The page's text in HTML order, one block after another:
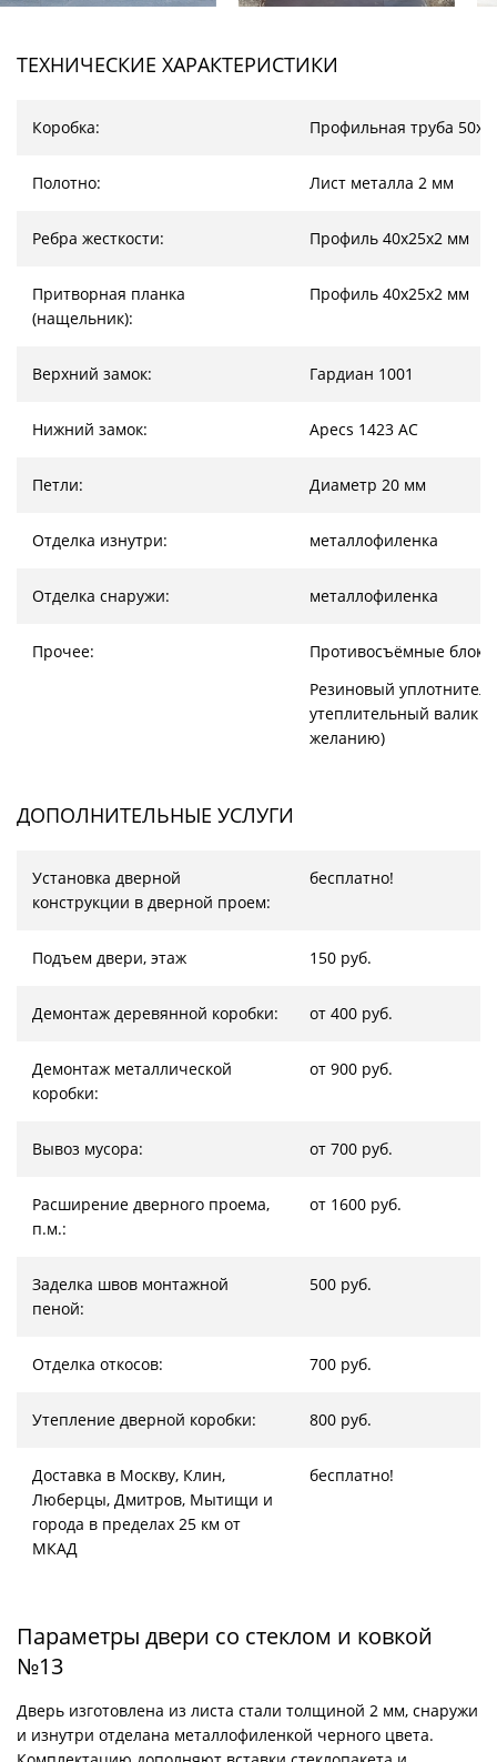
ТЕХНИЧЕСКИЕ ХАРАКТЕРИСТИКИ
Коробка: Профильная труба
Полотно: Лист металла 2 мм
Ребра жесткости: Профиль 40х25х2 мм
Притворная планка
(нащельник):
Профиль 40х25х2 мм
Верхний замок: Гардиан 1001
Нижний замок: Apecs 1423 AC
Петли: Диаметр 20 мм
Отделка изнутри: металлофиленка
Отделка снаружи: металлофиленка
Прочее:
Противосъёмные
Резиновый
утеплительный валик
желанию)
ДОПОЛНИТЕЛЬНЫЕ УСЛУГИ
Установка дверной
конструкции в дверной проем:
бесплатно!
Подъем двери, этаж 150 руб.
Демонтаж деревянной коробки: от 400 руб.
Демонтаж металлической
коробки:
от 900 руб.
Вывоз мусора: от 700 руб.
Расширение дверного проема,
п.м.:
от 1600 руб.
Заделка швов монтажной
пеной:
500 руб.
Отделка откосов: 700 руб.
Утепление дверной коробки: 800 руб.
Доставка в Москву, Клин,
Люберцы, Дмитров, Мытищи и
города в пределах 25 км от
МКАД
бесплатно!
Параметры двери со стеклом и ковкой
№13
Дверь изготовлена из листа стали толщиной 2 мм, снаружи
и изнутри отделана металлофиленкой черного цвета.